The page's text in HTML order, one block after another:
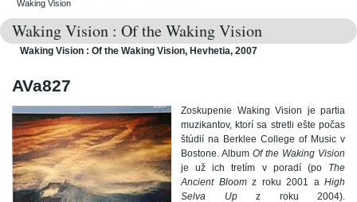
Waking Vision
Waking Vision : Of the Waking Vision
Waking Vision : Of the Waking Vision, Hevhetia, 2007
AVa827
Zoskupenie Waking Vision je partia
muzikantov, ktorí sa stretli ešte počas
štúdií na Berklee College of Music v
Bostone. Album Of the Waking Vision
je už ich tretím v poradí (po
The
Ancient Bloom z roku 2001 a High
Selva Up
z roku 2004).